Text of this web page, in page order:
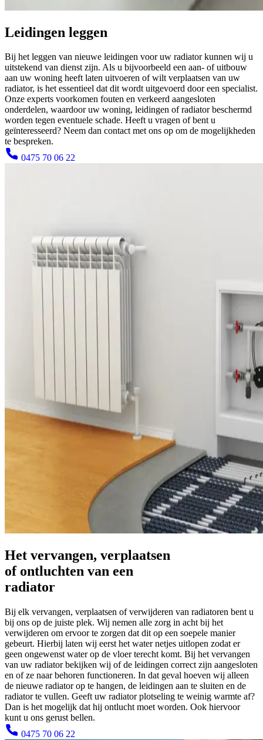
Leidingen leggen
Bij het leggen van nieuwe leidingen voor uw radiator kunnen wij u
uitstekend van dienst zijn. Als u bijvoorbeeld een aan- of uitbouw
aan uw woning heeft laten uitvoeren of wilt verplaatsen van uw
radiator, is het essentieel dat dit wordt uitgevoerd door een specialist.
Onze experts voorkomen fouten en verkeerd aangesloten
onderdelen, waardoor uw woning, leidingen of radiator beschermd
worden tegen eventuele schade. Heeft u vragen of bent u
geïnteresseerd? Neem dan contact met ons op om de mogelijkheden
te bespreken.
0475 70 06 22
Het vervangen, verplaatsen
of ontluchten van een
radiator
Bij elk vervangen, verplaatsen of verwijderen van radiatoren bent u
bij ons op de juiste plek. Wij nemen alle zorg in acht bij het
verwijderen om ervoor te zorgen dat dit op een soepele manier
gebeurt. Hierbij laten wij eerst het water netjes uitlopen zodat er
geen ongewenst water op de vloer terecht komt. Bij het vervangen
van uw radiator bekijken wij of de leidingen correct zijn aangesloten
en of ze naar behoren functioneren. In dat geval hoeven wij alleen
de nieuwe radiator op te hangen, de leidingen aan te sluiten en de
radiator te vullen. Geeft uw radiator plotseling te weinig warmte af?
Dan is het mogelijk dat hij ontlucht moet worden. Ook hiervoor
kunt u ons gerust bellen.
0475 70 06 22